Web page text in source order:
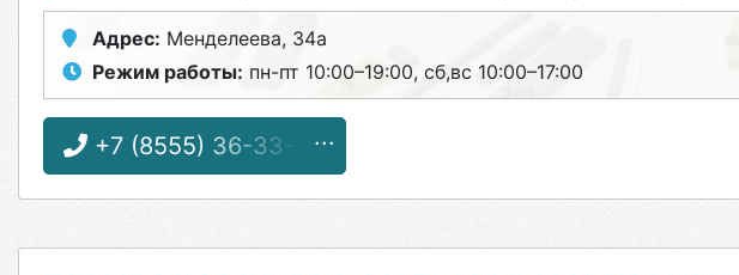
Адрес: Менделеева, 34а
Режим работы: пн-пт 10:00–19:00, сб,вс 10:00–17:00
+7 (8555) 36-33-40